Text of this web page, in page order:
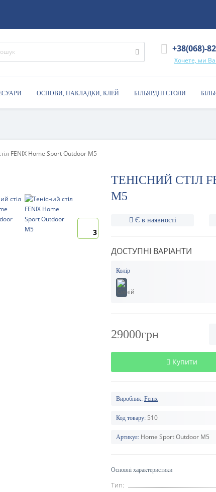
+38(068)-
Хочете, ми
ОСНОВИ, НАКЛАДКИ, КЛЕЙ БІЛЬЯРДНІ СТОЛИ
FENIX Home Sport Outdoor M5
3
ТЕНІСНИЙ СТІЛ
M5
Є в наявності
ДОСТУПНІ ВАРІАНТИ
Колір
29000грн
Купити
Виробник: Fenix
Код товару: 510
Артикул: Home Sport Outdoor M5
Основні характеристики
Тип: